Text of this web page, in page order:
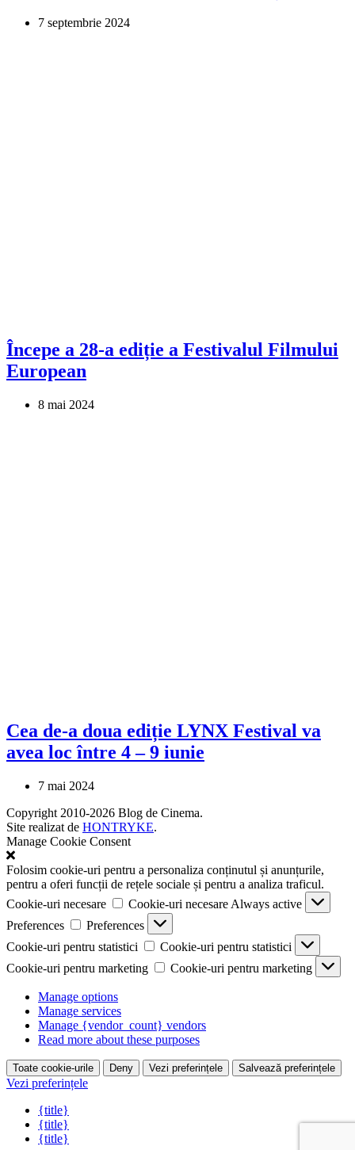
7 septembrie 2024
Începe a 28-a ediție a Festivalul Filmului
European
8 mai 2024
Cea de-a doua ediție LYNX Festival va
avea loc între 4 – 9 iunie
7 mai 2024
Copyright 2010-2026 Blog de Cinema.
Site realizat de HONTRYKE.
Manage Cookie Consent
Folosim cookie-uri pentru a personaliza conținutul și anunțurile,
pentru a oferi funcții de rețele sociale și pentru a analiza traficul.
Cookie-uri necesare
Cookie-uri necesare Always active
Preferences
Preferences
Cookie-uri pentru statistici
Cookie-uri pentru statistici
Cookie-uri pentru marketing
Cookie-uri pentru marketing
Manage options
Manage services
Manage {vendor_count} vendors
Read more about these purposes
Toate cookie-urile Deny Vezi preferințele Salvează preferințele
Vezi preferințele
{title}
{title}
{title}